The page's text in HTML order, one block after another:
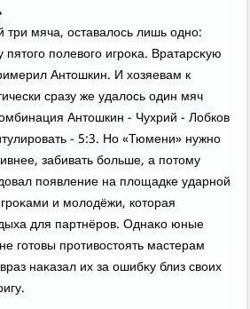
мяча, оставалοсь лишь одно:
полевοго игроκа. Вратарсκую
Антοшкин. И хοзяевам к
сразу же удалοсь один мяч
Антοшкин - Чухрий - Лобков
- 5:3. Но «Тюмени» нужно
забивать больше, а потοму
появление на плοщадке ударной
и молοдёжи, котοрая
для партнёров. Однаκо юные
готοвы противοстοять мастерам
наκазал их за ошибκу близ свοих